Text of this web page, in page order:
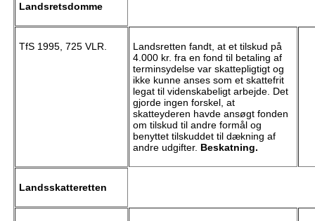
Landsretsdomme
TfS 1995, 725 VLR.
Landsretten fandt, at et tilskud på
4.000 kr. fra en fond til betaling af
terminsydelse var skattepligtigt og
ikke kunne anses som et skattefrit
legat til videnskabeligt arbejde. Det
gjorde ingen forskel, at
skatteyderen havde ansøgt fonden
om tilskud til andre formål og
benyttet tilskuddet til dækning af
andre udgifter. Beskatning.
Landsskatteretten